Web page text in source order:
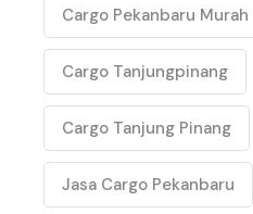
Cargo Pekanbaru Murah
Cargo Tanjungpinang
Cargo Tanjung Pinang
Jasa Cargo Pekanbaru